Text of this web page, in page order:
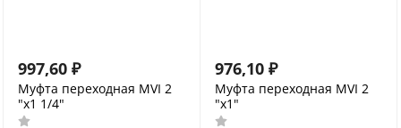
997,60 ₽
Муфта переходная MVI 2
"х1 1/4"
976,10 ₽
Муфта переходная MVI 2
"х1"